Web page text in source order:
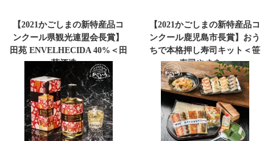
【2021かごしまの新特産品コ
ンクール県観光連盟会長賞】
田苑 ENVELHECIDA 40%＜田
苑酒造＞
【2021かごしまの新特産品コ
ンクール鹿児島市長賞】おう
ちで本格押し寿司キット＜笹
寿司やまを＞